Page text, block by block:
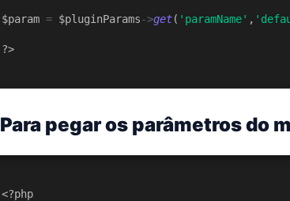
$param = $pluginParams->get( 'paramName' ,
?>
Para pegar os parâmetros do
<?php